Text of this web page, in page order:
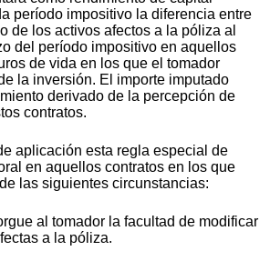
período impositivo la diferencia entre
de los activos afectos a la póliza al
del período impositivo en aquellos
de vida en los que el tomador
la inversión. El importe imputado
derivado de la percepción de
contratos.
aplicación esta regla especial de
en aquellos contratos en los que
las siguientes circunstancias:
al tomador la facultad de modificar
a la póliza.